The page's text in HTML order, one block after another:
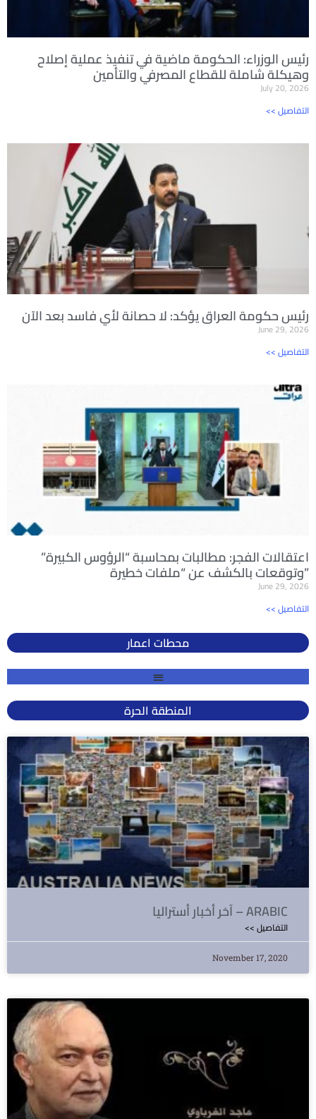
رئيس الوزراء: الحكومة ماضية في تنفيذ عملية إصلاح
وهيكلة شاملة للقطاع المصرفي والتأمين
July 20, 2026
<< التفاصيل
رئيس حكومة العراق يؤكد: لا حصانة لأي فاسد بعد الآن
June 29, 2026
<< التفاصيل
اعتقالات الفجر: مطالبات بمحاسبة “الرؤوس الكبيرة”
وتوقعات بالكشف عن “ملفات خطيرة”
June 29, 2026
<< التفاصيل
محطات اعمار
المنطقة الحرة
آخر أخبار أستراليا – ARABIC
<< التفاصيل
November 17, 2020